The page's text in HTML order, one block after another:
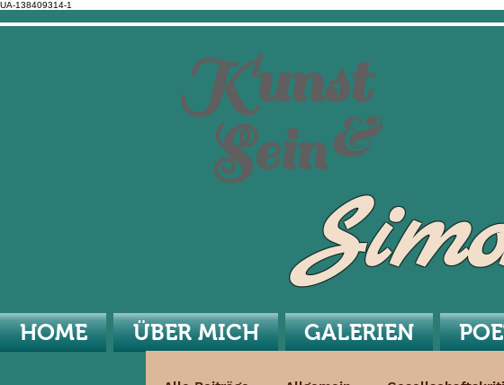
UA-138409314-1
Kunst
&
Sein
HOME ÜBER MICH GALERIEN